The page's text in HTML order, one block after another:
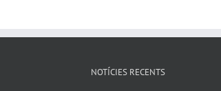
NOTÍCIES RECENTS